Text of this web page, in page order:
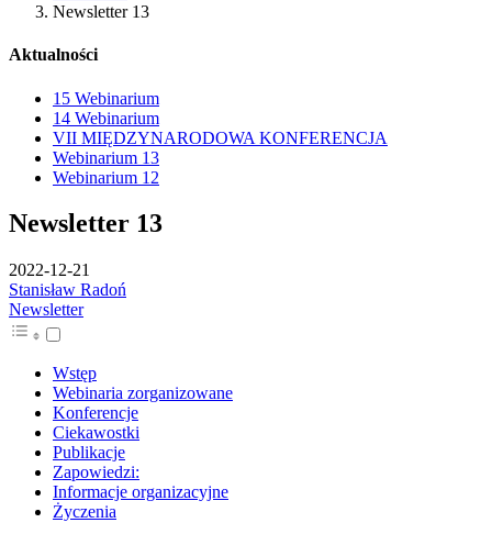
Newsletter 13
Aktualności
15 Webinarium
14 Webinarium
VII MIĘDZYNARODOWA KONFERENCJA
Webinarium 13
Webinarium 12
Newsletter 13
2022-12-21
Stanisław Radoń
Newsletter
Wstęp
Webinaria zorganizowane
Konferencje
Ciekawostki
Publikacje
Zapowiedzi:
Informacje organizacyjne
Życzenia